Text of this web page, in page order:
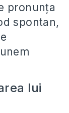
pronunța
spontan,
lui